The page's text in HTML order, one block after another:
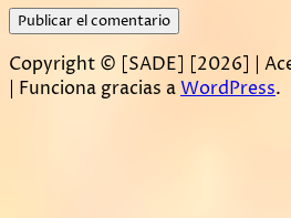
Copyright © [SADE] [2026] |
| Funciona gracias aWordPress.